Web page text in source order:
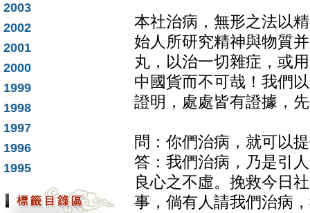
2003
2002
2001
2000
1999
1998
1997
1996
1995
本社治病，無形之法以
始人所研究精神與物質
丸，以治一切雜症，或
中國貨而不可哉！我們
證明，處處皆有證據，
問：你們治病，就可以
答：我們治病，乃是引
良心之不虛。挽救今日
事，倘有人請我們治病